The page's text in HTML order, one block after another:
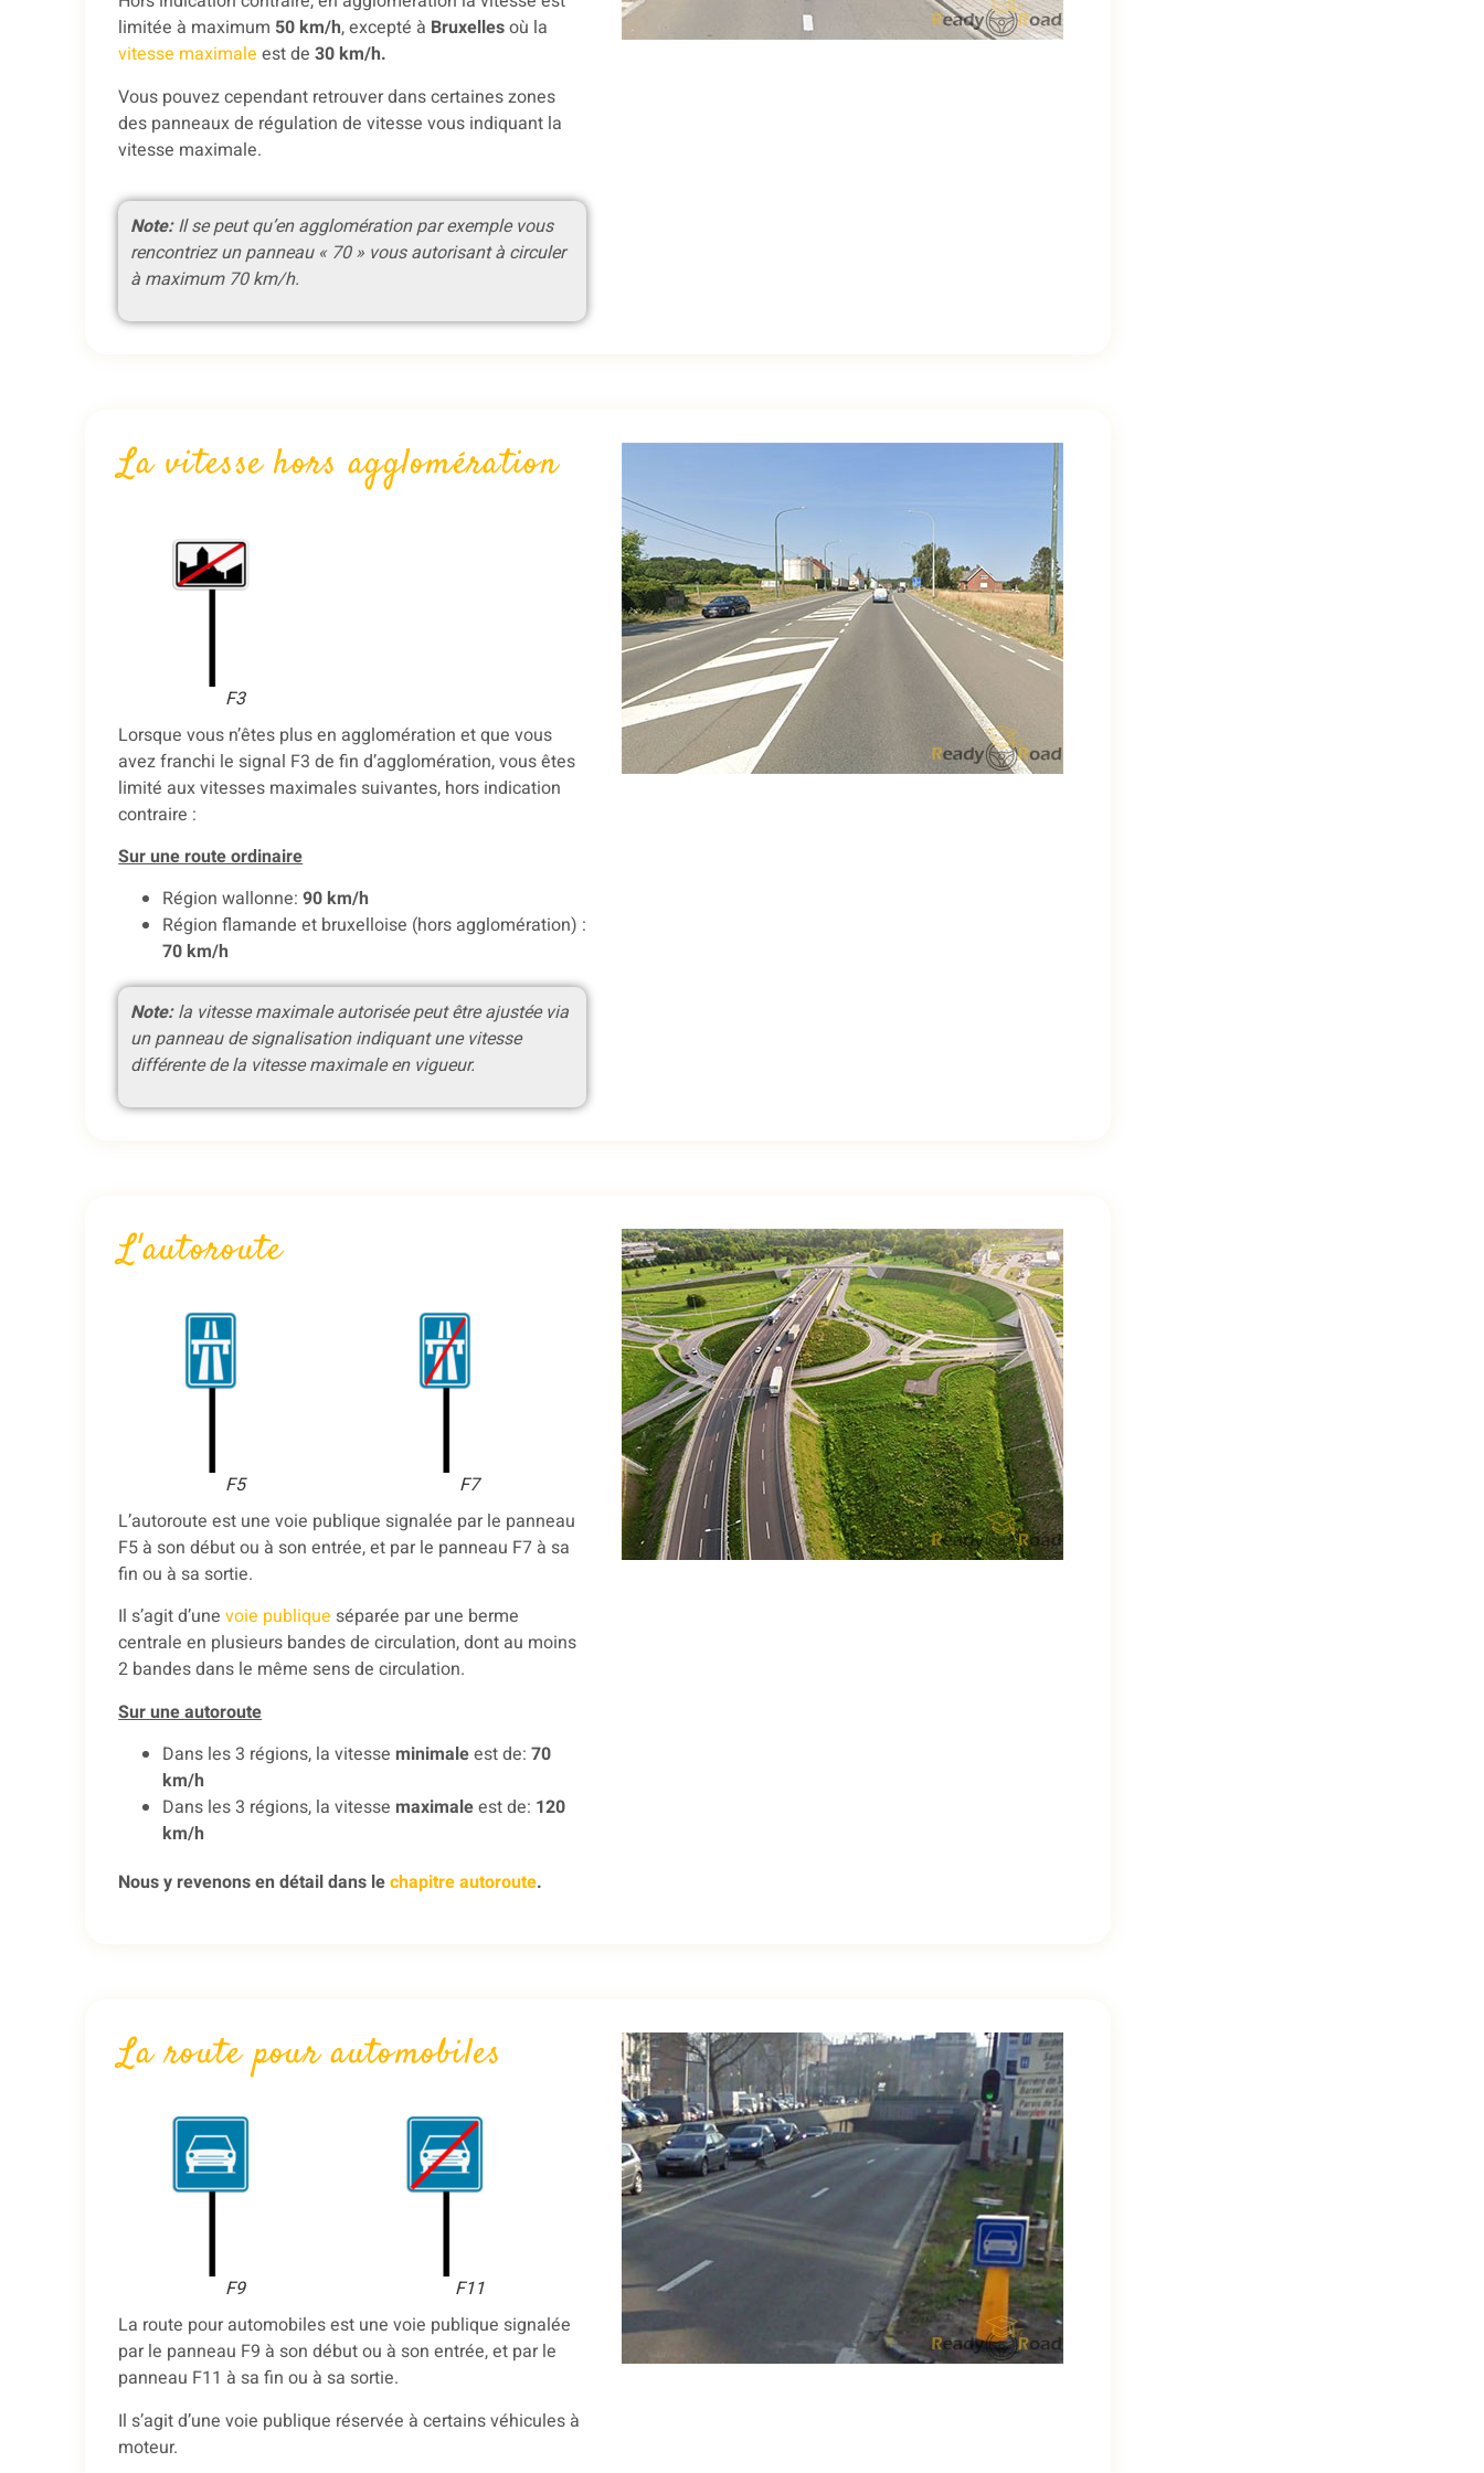
limitée à maximum 50 km/h, excepté à Bruxellesoù la
vitesse maximale est de30 km/h.
Vous pouvez cependant retrouver dans certaines zones
des panneaux de régulation de vitesse vous indiquant la
vitesse maximale.
Note:Il se peut qu’en agglomération par exemple vous
rencontriez un panneau « 70 » vous autorisant à circuler
à maximum 70 km/h.
La vitesse hors agglomération
F3
Lorsque vous n’êtes plus en agglomération et que vous
avez franchi le signal F3 de fin d’agglomération, vous êtes
limité aux vitesses maximales suivantes, hors indication
contraire :
Sur une route ordinaire
Région wallonne:90 km/h
Région flamande et bruxelloise (hors agglomération) :
70 km/h
Note:la vitesse maximale autorisée peut être ajustée via
un panneau de signalisation indiquant une vitesse
différente de la vitesse maximale en vigueur.
L'autoroute
F5
F7
L’autoroute est une voie publique signalée par le panneau
F5 à son début ou à son entrée, et par le panneau F7 à sa
fin ou à sa sortie.
Il s’agit d’unevoie publique séparée par une berme
centrale en plusieurs bandes de circulation, dont au moins
2 bandes dans le même sens de circulation.
Sur une autoroute
Dans les 3 régions, la vitesseminimaleest de:70
km/h
Dans les 3 régions, la vitessemaximaleest de: 120
km/h
Nous y revenons en détail dans lechapitre autoroute.
La route pour automobiles
F9
F11
La route pour automobiles est une voie publique signalée
par le panneau F9 à son début ou à son entrée, et par le
panneau F11 à sa fin ou à sa sortie.
Il s’agit d’une voie publique réservée à certains véhicules à
moteur.